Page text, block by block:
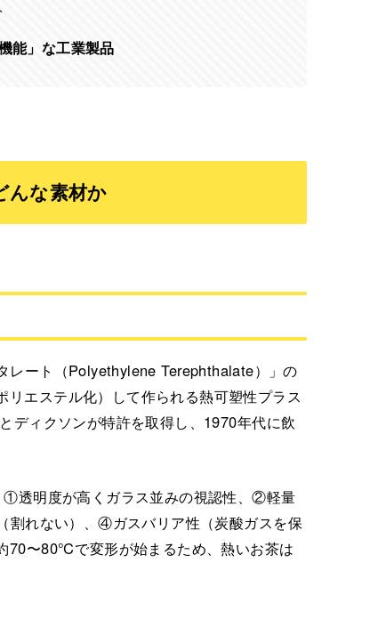
能」な工業製品
んな素材か
レート（Polyethylene Terephthalate）」の
エステル化）して作られる熱可塑性プラス
ディクソンが特許を取得し、1970年代に飲
透明度が高くガラス並みの視認性、②軽量
割れない）、④ガスバリア性（炭酸ガスを保
70〜80℃で変形が始まるため、熱いお茶は